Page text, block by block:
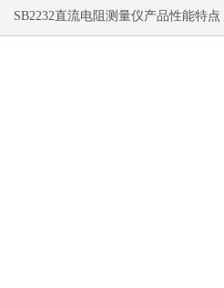
仪性能特点
SB2232直流电阻测量仪产品性能特点